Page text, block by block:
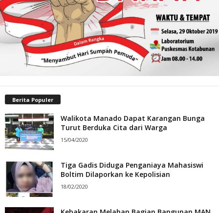
Berita Populer
Walikota Manado Dapat Karangan Bunga
Turut Berduka Cita dari Warga
15/04/2020
Tiga Gadis Diduga Penganiaya Mahasiswi
Boltim Dilaporkan ke Kepolisian
18/02/2020